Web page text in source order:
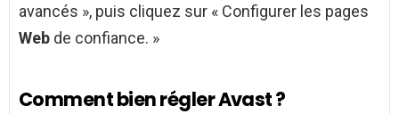
avancés », puis cliquez sur « Configurer les pages
Web de confiance. »
Comment bien régler Avast ?